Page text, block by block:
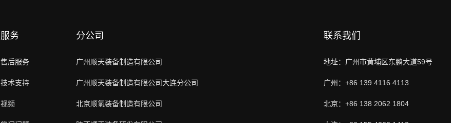
服务
售后服务
技术支持
视频
分公司
广州顺天装备制造有限公司
广州顺天装备制造有限公司大连分公司
北京顺氢装备制造有限公司
联系我们
地址：广州市黄埔区东鹏大道59号
广州：+86 139 4116 4113
北京：+86 138 2062 1804